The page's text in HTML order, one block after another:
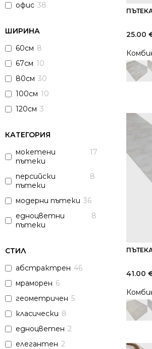
офис 38
ШИРИНА
60см 8
67см 10
80см 30
100см 10
120см 3
КАТЕГОРИЯ
мокетени
пътеки
17
персийски
пътеки
8
модерни пътеки 36
едноцветни
пътеки
8
СТИЛ
абстрактрен 46
мраморен 6
геометричен 5
класически 8
едноцветен 2
елегантен 2
25.00
41.00